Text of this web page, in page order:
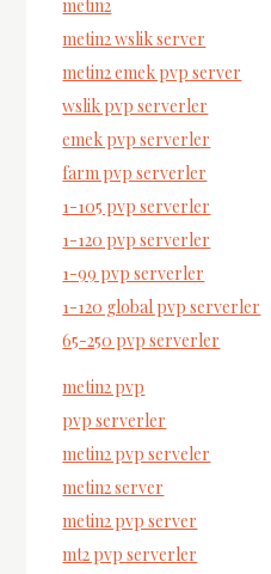
metin2
metin2 wslik server
metin2 emek pvp server
wslik pvp serverler
emek pvp serverler
farm pvp serverler
1-105 pvp serverler
1-120 pvp serverler
1-99 pvp serverler
1-120 global pvp serverler
65-250 pvp serverler
metin2 pvp
pvp serverler
metin2 pvp serveler
metin2 server
metin2 pvp server
mt2 pvp serverler